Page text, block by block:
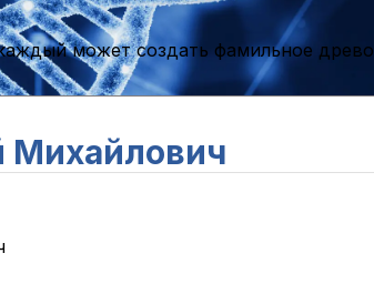
может создать фамильное древо
Михайлович